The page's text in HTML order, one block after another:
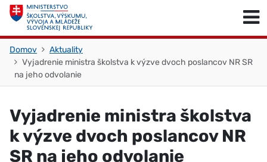
Skočiť na obsah
Domov
Aktuality
Vyjadrenie ministra školstva k výzve dvoch poslancov NR SR
na jeho odvolanie
Vyjadrenie ministra školstva
k výzve dvoch poslancov NR
SR na jeho odvolanie
Skočiť na začiatok stránky